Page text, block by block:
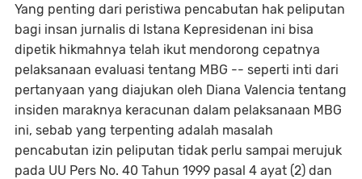
Yang penting dari peristiwa pencabutan hak peliputan
bagi insan jurnalis di Istana Kepresidenan ini bisa
dipetik hikmahnya telah ikut mendorong cepatnya
pelaksanaan evaluasi tentang MBG -- seperti inti dari
pertanyaan yang diajukan oleh Diana Valencia tentang
insiden maraknya keracunan dalam pelaksanaan MBG
ini, sebab yang terpenting adalah masalah
pencabutan izin peliputan tidak perlu sampai merujuk
pada UU Pers No. 40 Tahun 1999 pasal 4 ayat (2) dan